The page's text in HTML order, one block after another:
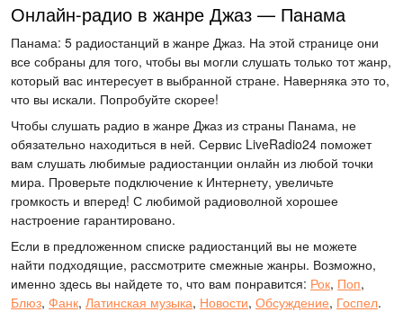
Онлайн-радио в жанре Джаз — Панама
Панама: 5 радиостанций в жанре Джаз. На этой странице они
все собраны для того, чтобы вы могли слушать только тот жанр,
который вас интересует в выбранной стране. Наверняка это то,
что вы искали. Попробуйте скорее!
Чтобы слушать радио в жанре Джаз из страны Панама, не
обязательно находиться в ней. Сервис LiveRadio24 поможет
вам слушать любимые радиостанции онлайн из любой точки
мира. Проверьте подключение к Интернету, увеличьте
громкость и вперед! С любимой радиоволной хорошее
настроение гарантировано.
Если в предложенном списке радиостанций вы не можете
найти подходящие, рассмотрите смежные жанры. Возможно,
именно здесь вы найдете то, что вам понравится: Рок, Поп,
Блюз, Фанк, Латинская музыка, Новости, Обсуждение, Госпел.